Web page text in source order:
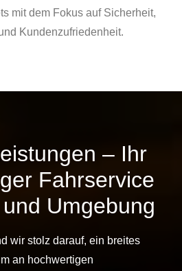
mit dem Fokus auf Sicherheit,
Kundenzufriedenheit.
– Ihr
Fahrservice
Umgebung
wir stolz darauf, ein breites
an hochwertigen